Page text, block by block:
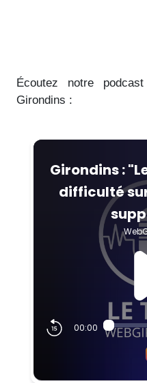
Écoutez notre
Girondins :